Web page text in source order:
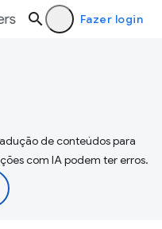
Fazer login
de conteúdos para
com IA podem ter erros.